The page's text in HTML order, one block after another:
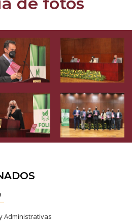
Administrativas